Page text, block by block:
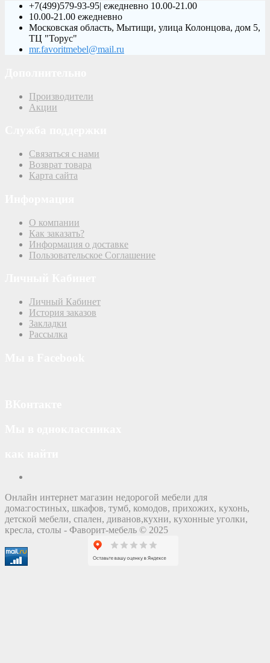
+7(499)579-93-95| ежедневно 10.00-21.00
10.00-21.00 ежедневно
Московская область, Мытищи, улица Колонцова, дом 5,
ТЦ "Торус"
mr.favoritmebel@mail.ru
Производители
Акции
Связаться с нами
Возврат товара
Карта сайта
О компании
Как заказать?
Информация о доставке
Пользовательское Соглашение
Личный Кабинет
История заказов
Закладки
Рассылка
Онлайн интернет магазин недорогой мебели для
дома:гостиных, шкафов, тумб, комодов, прихожих, кухонь,
детской мебели, спален, диванов,кухни, кухонные уголки,
кресла, столы - Фаворит-мебель © 2025